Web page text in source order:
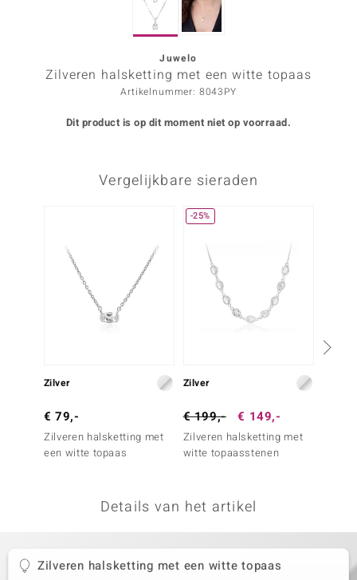
Designs
Juwelo
Zilveren halsketting met een witte topaas
Artikelnummer: 8043PY
Dit product is op dit moment niet op voorraad.
Vergelijkbare sieraden
Zilver
€ 79,-
Zilveren halsketting met
een witte topaas
-25%
Zilver
€ 199,- € 149,-
Zilveren halsketting met
witte topaasstenen
Details van het artikel
Zilveren halsketting met een witte topaas